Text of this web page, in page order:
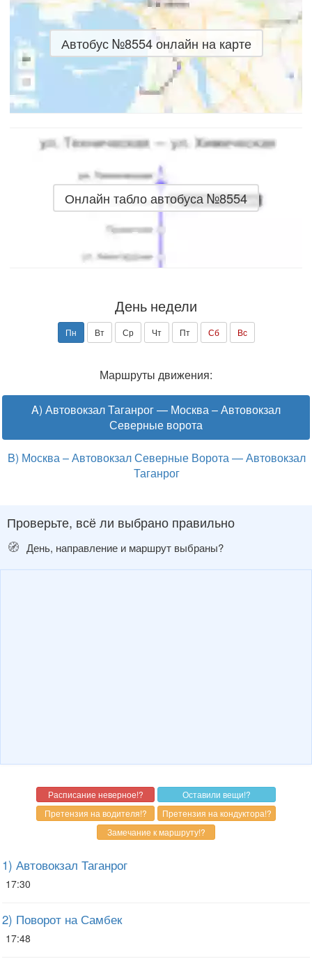
Автобус №8554 онлайн на карте
Онлайн табло автобуса №8554
День недели
Пн Вт Ср Чт Пт Сб Вс
Маршруты движения:
A) Автовокзал Таганрог — Москва – Автовокзал
Северные ворота
B) Москва – Автовокзал Северные Ворота — Автовокзал
Таганрог
Проверьте, всё ли выбрано правильно
🧭 День, направление и маршрут выбраны?
1) Автовокзал Таганрог
17:30
2) Поворот на Самбек
17:48